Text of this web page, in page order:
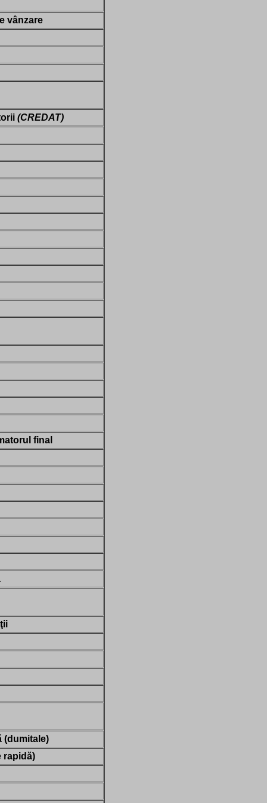
vânzare
(CREDAT)
final
(dumitale)
rapidă)